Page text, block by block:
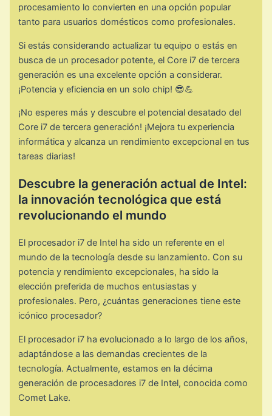
procesamiento lo convierten en una opción popular
tanto para usuarios domésticos como profesionales.
Si estás considerando actualizar tu equipo o estás en
busca de un procesador potente, el Core i7 de tercera
generación es una excelente opción a considerar.
¡Potencia y eficiencia en un solo chip! 😎💪
¡No esperes más y descubre el potencial desatado del
Core i7 de tercera generación! ¡Mejora tu experiencia
informática y alcanza un rendimiento excepcional en tus
tareas diarias!
Descubre la generación actual de Intel:
la innovación tecnológica que está
revolucionando el mundo
El procesador i7 de Intel ha sido un referente en el
mundo de la tecnología desde su lanzamiento. Con su
potencia y rendimiento excepcionales, ha sido la
elección preferida de muchos entusiastas y
profesionales. Pero, ¿cuántas generaciones tiene este
icónico procesador?
El procesador i7 ha evolucionado a lo largo de los años,
adaptándose a las demandas crecientes de la
tecnología. Actualmente, estamos en la décima
generación de procesadores i7 de Intel, conocida como
Comet Lake.